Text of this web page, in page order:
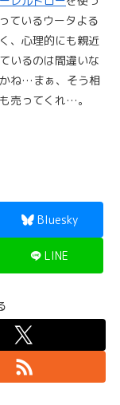
ているウータよる
、心理的にも親近
いるのは間違いな
ね…まぁ、そう相
売ってくれ…。
Bluesky
LINE